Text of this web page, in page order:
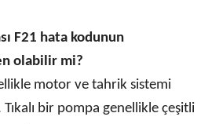
F21 hata kodunun
olabilir mi?
motor ve tahrik sistemi
bir pompa genellikle çeşitli